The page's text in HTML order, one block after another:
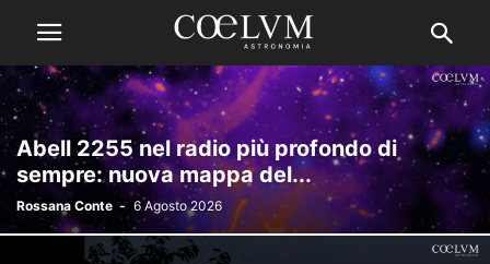
Abell 2255 nel radio più profondo di
sempre: nuova mappa del...
Rossana Conte - 6 Agosto 2026